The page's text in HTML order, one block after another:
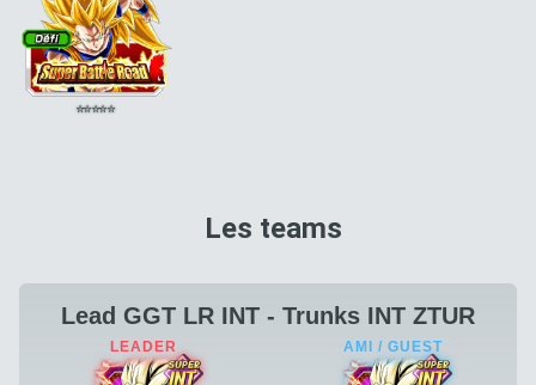
⭐⭐⭐⭐⭐
Les teams
Lead GGT LR INT - Trunks INT ZTUR